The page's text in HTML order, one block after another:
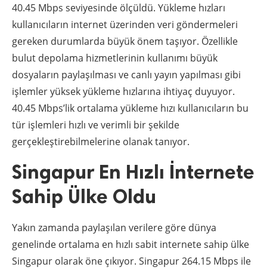
40.45 Mbps seviyesinde ölçüldü. Yükleme hızları
kullanıcıların internet üzerinden veri göndermeleri
gereken durumlarda büyük önem taşıyor. Özellikle
bulut depolama hizmetlerinin kullanımı büyük
dosyaların paylaşılması ve canlı yayın yapılması gibi
işlemler yüksek yükleme hızlarına ihtiyaç duyuyor.
40.45 Mbps’lik ortalama yükleme hızı kullanıcıların bu
tür işlemleri hızlı ve verimli bir şekilde
gerçekleştirebilmelerine olanak tanıyor.
Singapur En Hızlı İnternete
Sahip Ülke Oldu
Yakın zamanda paylaşılan verilere göre dünya
genelinde ortalama en hızlı sabit internete sahip ülke
Singapur olarak öne çıkıyor. Singapur 264.15 Mbps ile